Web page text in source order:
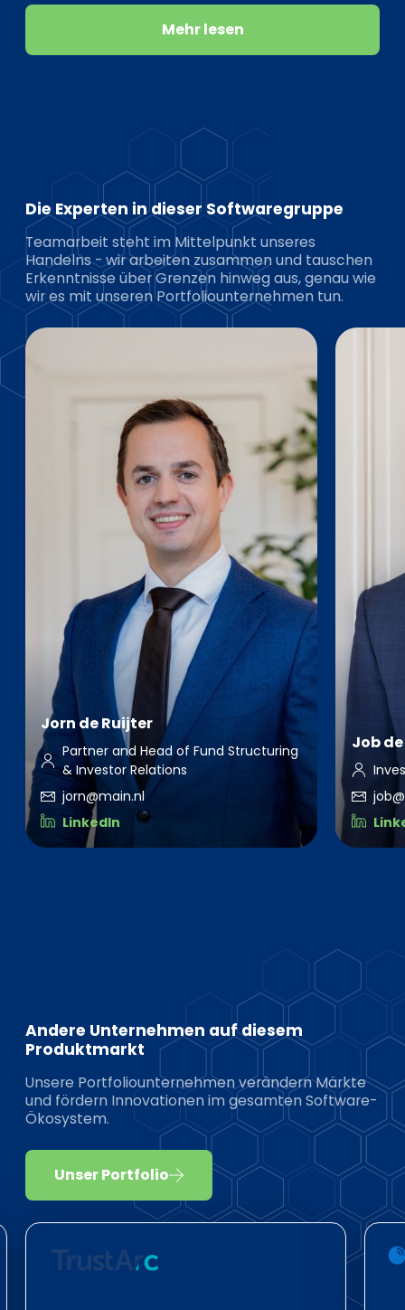
Mehr lesen
Die Experten in dieser Softwaregruppe
Teamarbeit steht im Mittelpunkt unseres
Handelns - wir arbeiten zusammen und tauschen
Erkenntnisse über Grenzen hinweg aus, genau wie
wir es mit unseren Portfoliounternehmen tun.
Jorn de Ruijter
Partner and Head of Fund Structuring
& Investor Relations
jorn@main.nl
LinkedIn
Job
Andere Unternehmen auf diesem
Produktmarkt
Unsere Portfoliounternehmen verändern Märkte
und fördern Innovationen im gesamten Software-
Ökosystem.
Unser Portfolio